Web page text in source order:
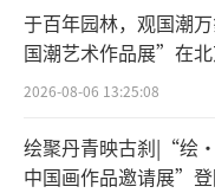
于百年园林，观国潮万象
国潮艺术作品展”在
机动展厅开展
2026-08-06 13:25:08
绘聚丹青映古刹|“绘
中国画作品邀请展”